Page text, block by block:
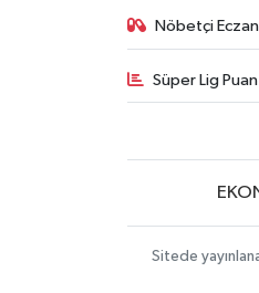
Nöbetçi
Süper Lig
Sitede